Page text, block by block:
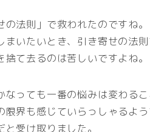
法則」で救われたのですね。
まいたいとき、引き寄せの法
て去るのは苦しいですよね。
なっても一番の悩みは変わる
界も感じていらっしゃるよう
受け取りました。